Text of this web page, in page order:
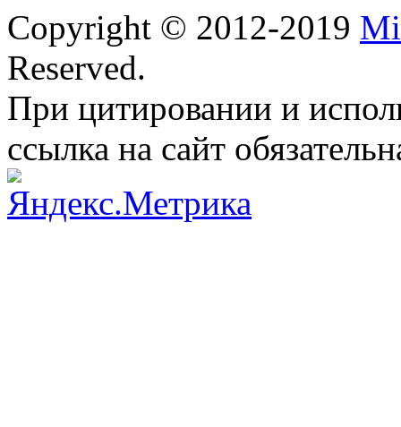
Copyright © 2012-2019
Reserved.
При цитировании и
ссылка на сайт